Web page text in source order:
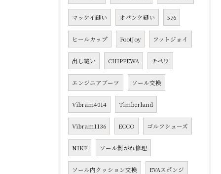
マッケイ縫い オパンケ縫い 576
ヒールカップ FootJoy フットジョイ
出し縫い CHIPPEWA チペワ
エンジニアブーツ ソール交換
Vibram4014 Timberland
Vibram1136 ECCO ゴルフシューズ
NIKE ソール剥がれ修理
ソール内クッション交換 EVAスポンジ